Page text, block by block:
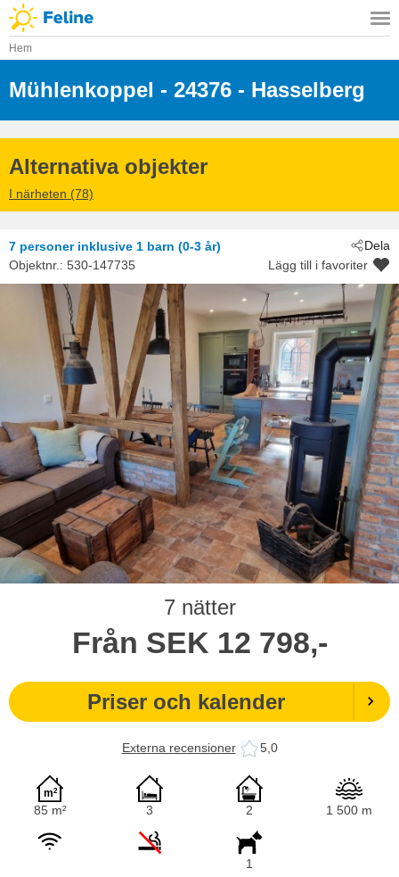
Hem
Mühlenkoppel - 24376 - Hasselberg
Alternativa objekter
I närheten (78)
Dela
7 personer inklusive 1 barn (0-3 år)
Objektnr.: 530-147735 Lägg till i favoriter
7 nätter
Från SEK 12 798,-
Priser och kalender
Externa recensioner 5,0
85 m² 3 2 1 500 m
1